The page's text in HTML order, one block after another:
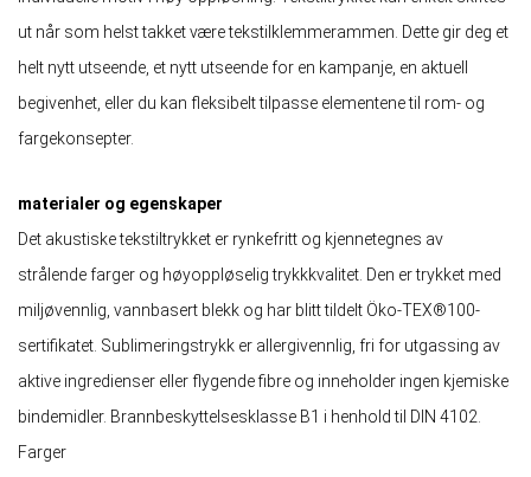
ut når som helst takket være tekstilklemmerammen. Dette gir deg et
helt nytt utseende, et nytt utseende for en kampanje, en aktuell
begivenhet, eller du kan fleksibelt tilpasse elementene til rom- og
fargekonsepter.
materialer og egenskaper
Det akustiske tekstiltrykket er rynkefritt og kjennetegnes av
strålende farger og høyoppløselig trykkkvalitet. Den er trykket med
miljøvennlig, vannbasert blekk og har blitt tildelt Öko-TEX®100-
sertifikatet. Sublimeringstrykk er allergivennlig, fri for utgassing av
aktive ingredienser eller flygende fibre og inneholder ingen kjemiske
bindemidler. Brannbeskyttelsesklasse B1 i henhold til DIN 4102.
Farger